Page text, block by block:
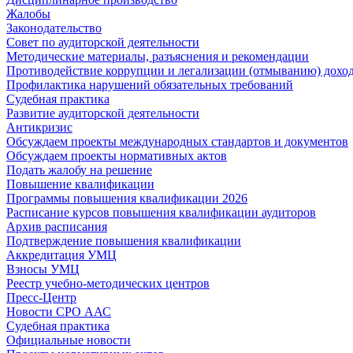
Жалобы
Законодательство
Совет по аудиторской деятельности
Методические материалы, разъяснения и рекомендации
Противодействие коррупции и легализации (отмыванию)
Профилактика нарушений обязательных требований
Судебная практика
Развитие аудиторской деятельности
Антикризис
Обсуждаем проекты международных стандартов и документов
Обсуждаем проекты нормативных актов
Подать жалобу на решение
Повышение квалификации
Программы повышения квалификации 2026
Расписание курсов повышения квалификации аудиторов
Архив расписания
Подтверждение повышения квалификации
Аккредитация УМЦ
Взносы УМЦ
Реестр учебно-методических центров
Пресс-Центр
Новости СРО ААС
Судебная практика
Официальные новости